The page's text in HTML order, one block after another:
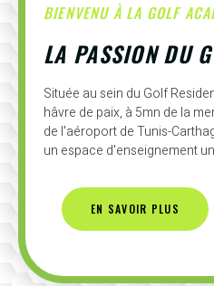
BIENVENU À LA GOLF
LA PASSION DU
Située au sein du Golf
hâvre de paix, à 5mn de la
de l'aéroport de Tunis-
un espace d'enseignement
EN SAVOIR PLUS